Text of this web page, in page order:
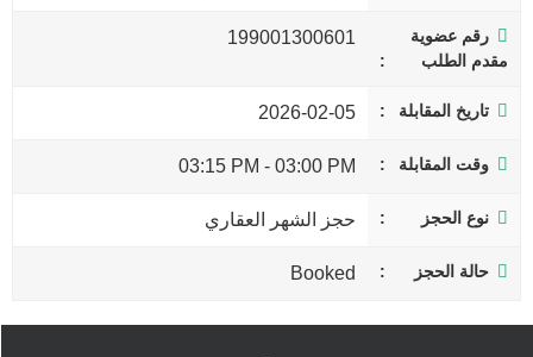
رقم عضوية
مقدم الطلب
199001300601
تاريخ المقابلة 2026-02-05
وقت المقابلة 03:00 PM
-
03:15 PM
نوع الحجز حجز الشهر العقاري
حالة الحجز Booked